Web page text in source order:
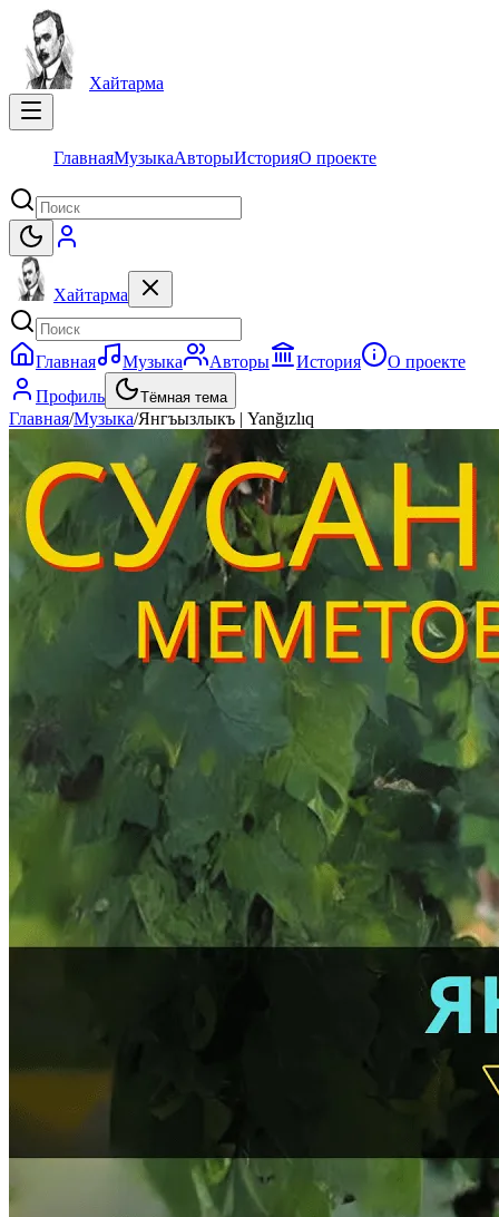
Хайтарма
ГлавнаяМузыкаАвторыИсторияО проекте
Хайтарма
Главная Музыка Авторы История
О проекте
Профиль
Тёмная тема
Главная/Музыка/Янгъызлыкъ | Yanğızlıq